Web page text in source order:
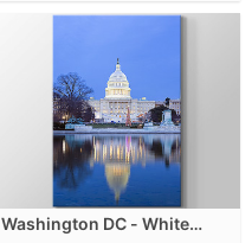
Washington DC - White